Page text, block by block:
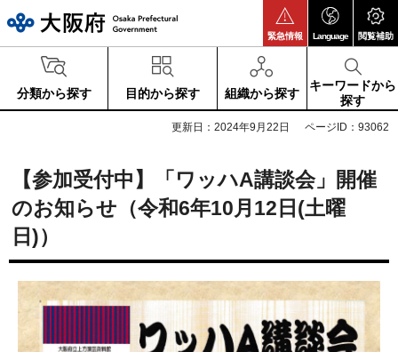
緊急情報 Language 閲覧補助
分類から探す 目的から探す 組織から探す
キーワードから
探す
更新日：2024年9月22日 ページID：93062
【参加受付中】「ワッハA講談会」開催
のお知らせ（令和6年10月12日(土曜
日)）